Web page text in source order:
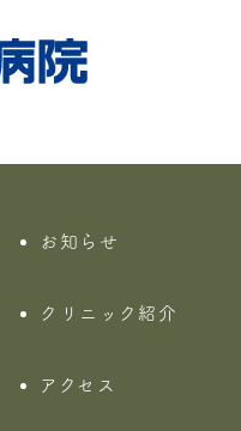
お知らせ
クリニック紹介
アクセス